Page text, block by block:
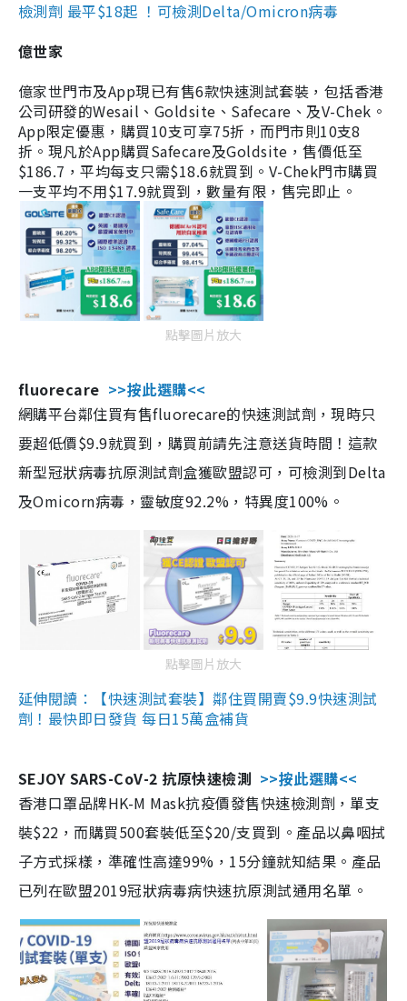
檢測劑 最平$18起 ！可檢測Delta/Omicron病毒
億世家
億家世門市及App現已有售6款快速測試套裝，包括香港
公司研發的Wesail、Goldsite、Safecare、及V-Chek。
App限定優惠，購買10支可享75折，而門市則10支8
折。現凡於App購買Safecare及Goldsite，售價低至
$186.7，平均每支只需$18.6就買到。V-Chek門市購買
一支平均不用$17.9就買到，數量有限，售完即止。
點擊圖片放大
fluorecare >>按此選購<<
網購平台鄰住買有售fluorecare的快速測試劑，現時只
要超低價$9.9就買到，購買前請先注意送貨時間！這款
新型冠狀病毒抗原測試劑盒獲歐盟認可，可檢測到Delta
及Omicorn病毒，靈敏度92.2%，特異度100%。
點擊圖片放大
延伸閱讀：【快速測試套裝】鄰住買開賣$9.9快速測試
劑！最快即日發貨 每日15萬盒補貨
SEJOY SARS-CoV-2 抗原快速檢測 >>按此選購<<
香港口罩品牌HK-M Mask抗疫價發售快速檢測劑，單支
裝$22，而購買500套裝低至$20/支買到。產品以鼻咽拭
子方式採樣，準確性高達99%，15分鐘就知結果。產品
已列在歐盟2019冠狀病毒病快速抗原測試通用名單。